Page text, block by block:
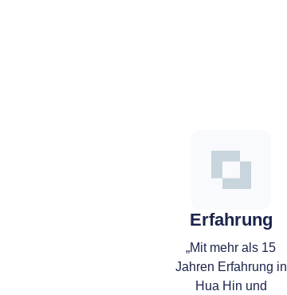
Erfahrung
„Mit mehr als 15
Jahren Erfahrung in
Hua Hin und